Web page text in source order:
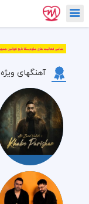
آهنگهای ویژه